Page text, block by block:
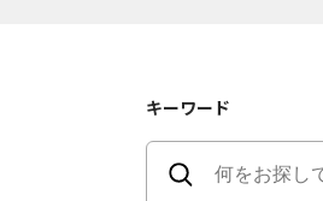
キーワード